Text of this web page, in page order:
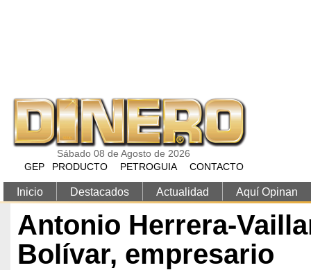
Sábado 08 de Agosto de 2026
GEP
PRODUCTO PETROGUIA CONTACTO
Inicio Destacados Actualidad Aquí Opinan
Antonio Herrera-
Bolívar, empresario